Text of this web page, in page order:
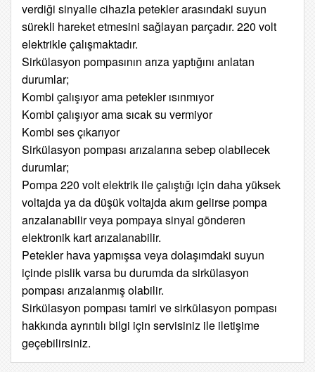
verdiği sinyalle cihazla petekler arasındaki suyun
sürekli hareket etmesini sağlayan parçadır. 220 volt
elektrikle çalışmaktadır.
Sirkülasyon pompasının arıza yaptığını anlatan
durumlar;
Kombi çalışıyor ama petekler ısınmıyor
Kombi çalışıyor ama sıcak su vermiyor
Kombi ses çıkarıyor
Sirkülasyon pompası arızalarına sebep olabilecek
durumlar;
Pompa 220 volt elektrik ile çalıştığı için daha yüksek
voltajda ya da düşük voltajda akım gelirse pompa
arızalanabilir veya pompaya sinyal gönderen
elektronik kart arızalanabilir.
Petekler hava yapmışsa veya dolaşımdaki suyun
içinde pislik varsa bu durumda da sirkülasyon
pompası arızalanmış olabilir.
Sirkülasyon pompası tamiri ve sirkülasyon pompası
hakkında ayrıntılı bilgi için servisiniz ile iletişime
geçebilirsiniz.